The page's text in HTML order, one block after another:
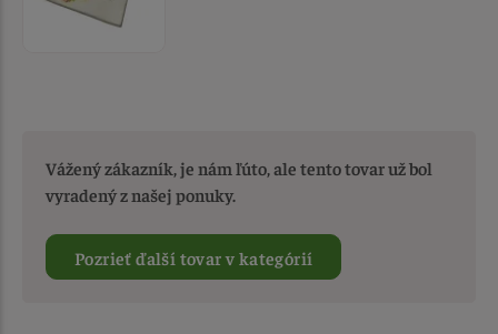
Vážený zákazník, je nám ľúto, ale tento tovar už bol
vyradený z našej ponuky.
Pozrieť ďalší tovar v kategórií